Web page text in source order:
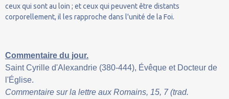
ceux qui sont au loin ; et ceux qui peuvent être distants
corporellement, il les rapproche dans l'unité de la Foi.
Commentaire du jour.
Saint Cyrille d'Alexandrie (380-444), Évêque et Docteur de
l'Église.
Commentaire sur la lettre aux Romains, 15, 7 (trad.